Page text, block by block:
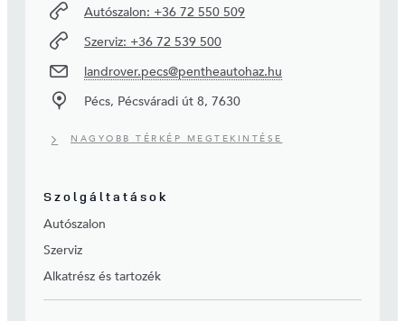
Autószalon: +36 72 550 509
Szerviz: +36 72 539 500
landrover.pecs@pentheautohaz.hu
Pécs, Pécsváradi út 8, 7630
NAGYOBB TÉRKÉP MEGTEKINTÉSE
Szolgáltatások
Autószalon
Szerviz
Alkatrész és tartozék